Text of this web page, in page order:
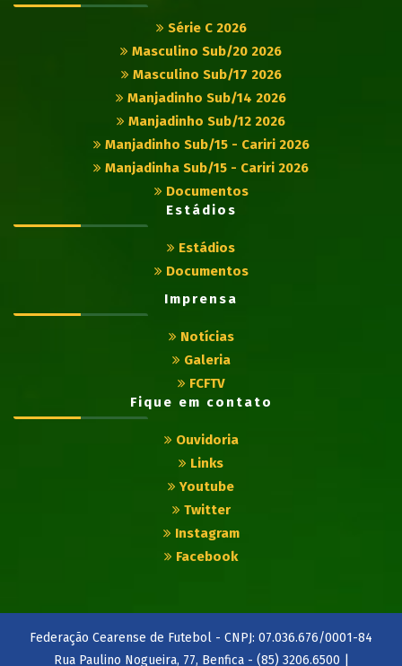
Série C 2026
Masculino Sub/20 2026
Masculino Sub/17 2026
Manjadinho Sub/14 2026
Manjadinho Sub/12 2026
Manjadinho Sub/15 - Cariri 2026
Manjadinha Sub/15 - Cariri 2026
Documentos
Estádios
Estádios
Documentos
Imprensa
Notícias
Galeria
FCFTV
Fique em contato
Ouvidoria
Links
Youtube
Twitter
Instagram
Facebook
Federação Cearense de Futebol - CNPJ: 07.036.676/0001-84
Rua Paulino Nogueira, 77, Benfica - (85) 3206.6500 |